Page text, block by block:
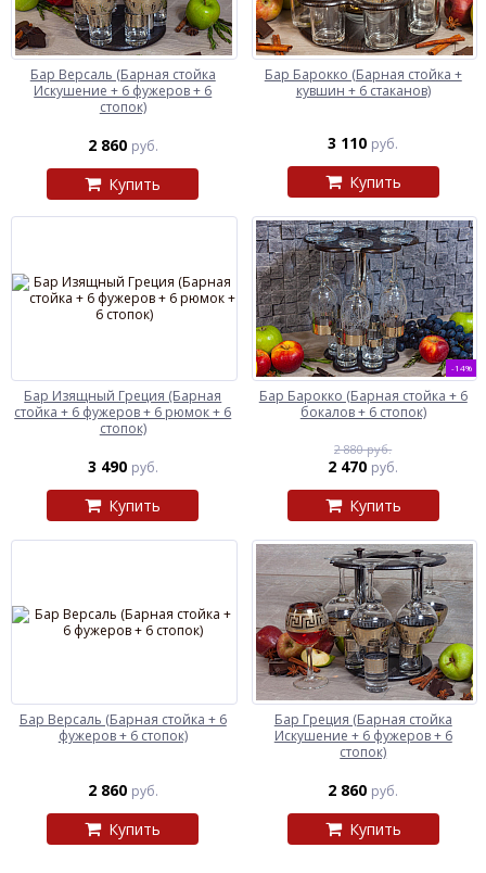
Бар Версаль (Барная стойка
Искушение + 6 фужеров + 6
стопок)
2 860 руб.
Купить
Бар Барокко (Барная стойка +
кувшин + 6 стаканов)
3 110 руб.
Купить
Бар Изящный Греция (Барная
стойка + 6 фужеров + 6 рюмок + 6
стопок)
3 490 руб.
Купить
-14%
Бар Барокко (Барная стойка + 6
бокалов + 6 стопок)
2 880 руб.
2 470 руб.
Купить
Бар Версаль (Барная стойка + 6
фужеров + 6 стопок)
2 860 руб.
Купить
Бар Греция (Барная стойка
Искушение + 6 фужеров + 6
стопок)
2 860 руб.
Купить